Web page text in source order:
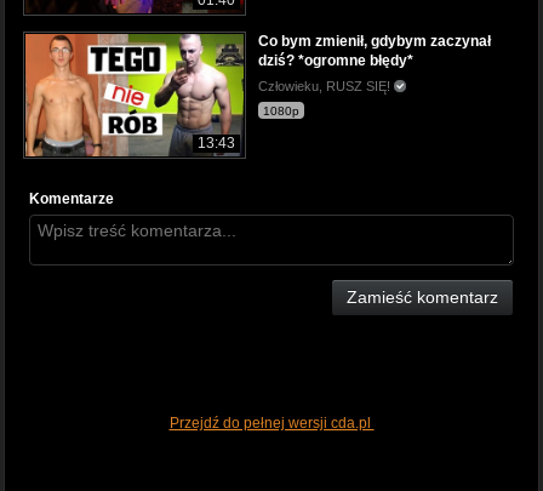
13:43
Co bym zmienił, gdybym zaczynał
dziś? *ogromne błędy*
Człowieku, RUSZ SIĘ!
1080p
Komentarze
Zamieść komentarz
Przejdź do pełnej wersji cda.pl